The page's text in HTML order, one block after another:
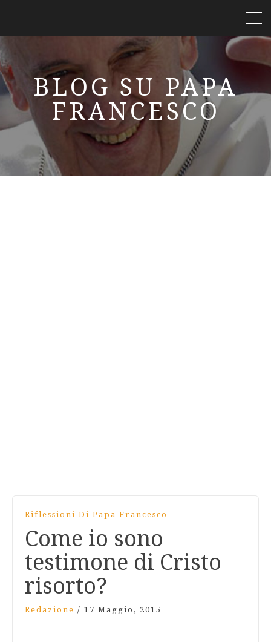
BLOG SU PAPA
FRANCESCO
Riflessioni Di Papa Francesco
Come io sono
testimone di Cristo
risorto?
Redazione / 17 Maggio, 2015